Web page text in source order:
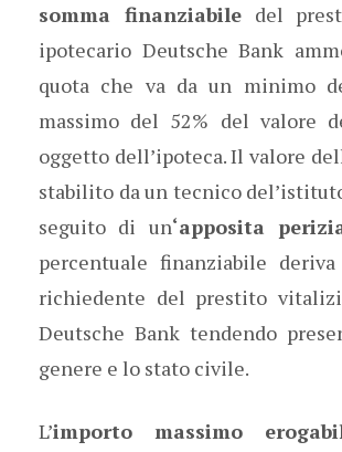
somma finanziabiledel
ipotecario Deutsche Bank
quota che va da un minimo
massimo del 52% del valore
oggetto dell’ipoteca. Il valore
stabilito da un tecnico
seguito di un‘apposita
percentuale finanziabile
richiedente del prestito
Deutsche Bank tendendo
genere e lo stato civile.
L’importo massimo